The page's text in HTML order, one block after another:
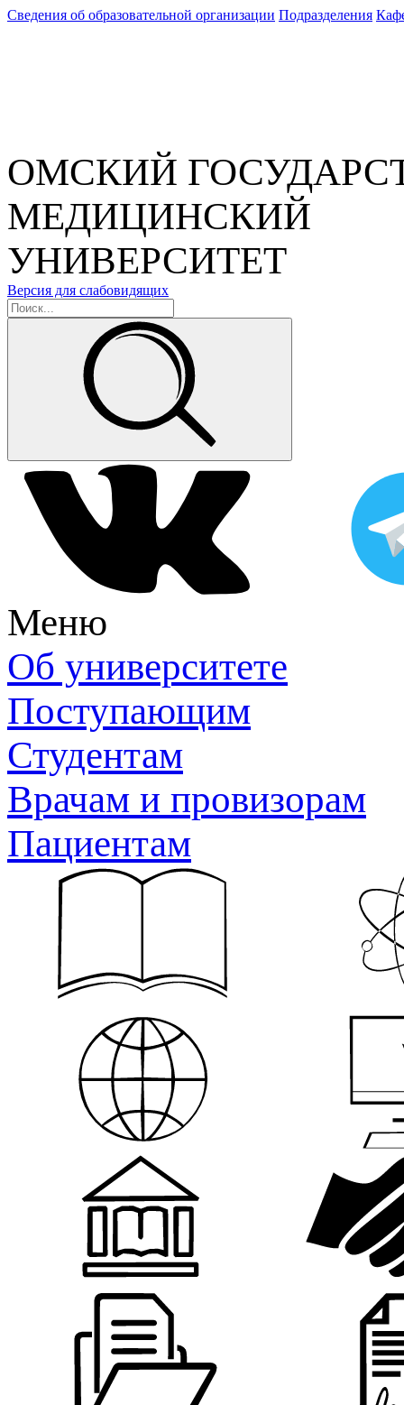
Сведения об образовательной организации Подразделения
ОМСКИЙ
МЕДИЦИНСКИЙ
УНИВЕРСИТЕТ
Версия для слабовидящих
Меню
Об университете
Поступающим
Студентам
Врачам и провизорам
Пациентам